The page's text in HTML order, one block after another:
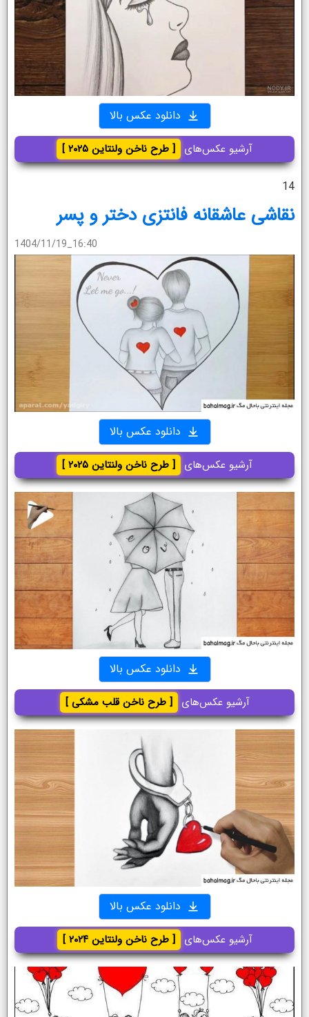
دانلود عکس بالا
آرشیو عکس‌های [ طرح ناخن ولنتاین ۲۰۲۵ ]
14
نقاشی عاشقانه فانتزی دختر و پسر
1404/11/19_16:40
دانلود عکس بالا
آرشیو عکس‌های [ طرح ناخن ولنتاین ۲۰۲۵ ]
دانلود عکس بالا
آرشیو عکس‌های [ طرح ناخن قلب مشکی ]
دانلود عکس بالا
آرشیو عکس‌های [ طرح ناخن ولنتاین ۲۰۲۴ ]